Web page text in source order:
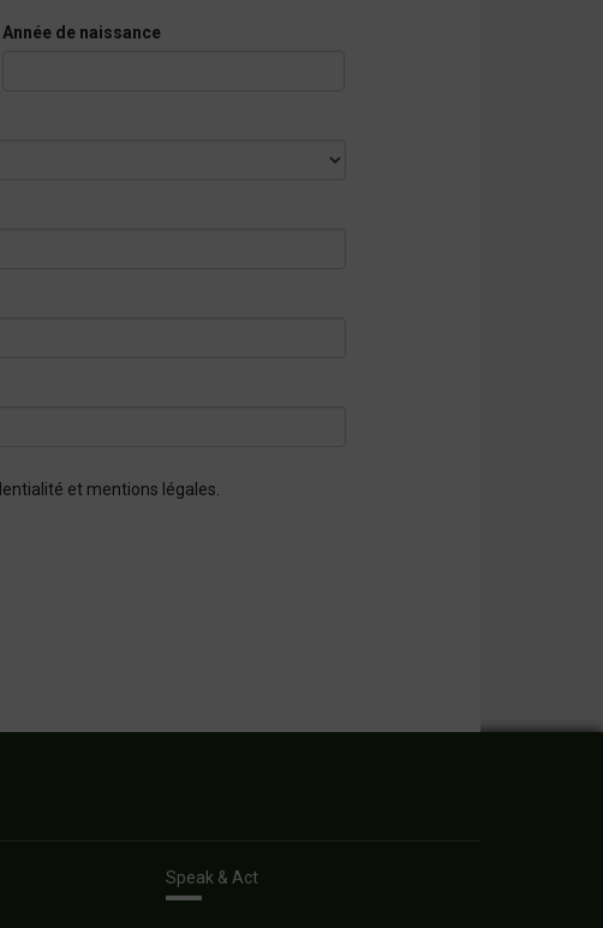
Année de naissance
et mentions légales.
Speak & Act